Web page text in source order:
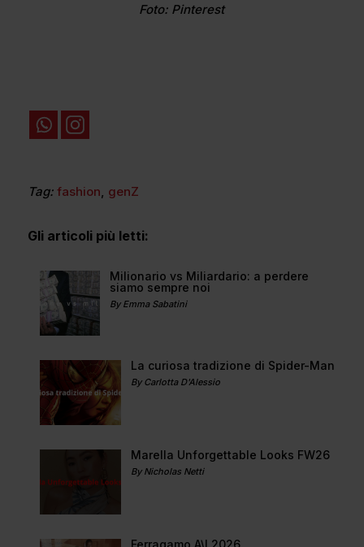
Foto: Pinterest
Tag: fashion, genZ
Gli articoli più letti:
Milionario vs Miliardario: a perdere
siamo sempre noi
By Emma Sabatini
La curiosa tradizione di Spider-Man
By Carlotta D'Alessio
Marella Unforgettable Looks FW26
By Nicholas Netti
Ferragamo A\I 2026